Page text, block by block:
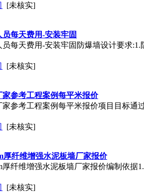
[未核实]
每天费用-安装牢固
每天费用-安装牢固防爆墙设计要求
[未核实]
参考工程案例每平米报价
参考工程案例每平米报价项目目标
[未核实]
厚纤维增强水泥板墙厂家报价
纤维增强水泥板墙厂家报价编制依据
[未核实]